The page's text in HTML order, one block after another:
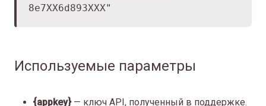
8e7ХХ6d893ХХХ"
Используемые параметры
{appkey}— ключ API, полученный в поддержке.